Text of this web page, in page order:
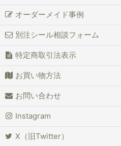
オーダーメイド事例
別注シール相談フォーム
特定商取引法表示
お買い物方法
お問い合わせ
Instagram
X（旧Twitter）